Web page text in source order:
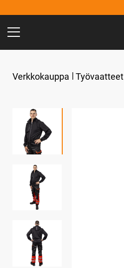
Verkkokauppa Työvaatteet